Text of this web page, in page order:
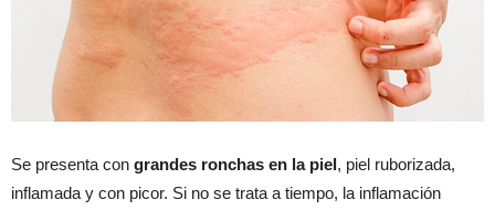
Se presenta con grandes ronchas en la piel, piel ruborizada,
inflamada y con picor. Si no se trata a tiempo, la inflamación